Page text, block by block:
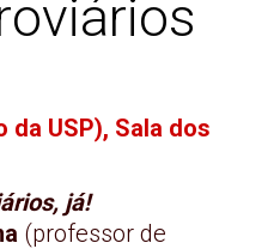
USP), Sala dos
já!
(professor de